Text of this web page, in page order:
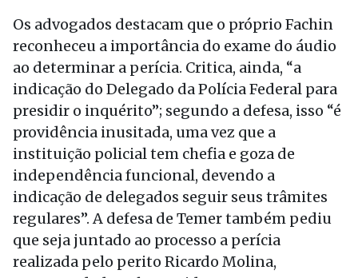
Os advogados destacam que o próprio Fachin
reconheceu a importância do exame do áudio
ao determinar a perícia. Critica, ainda, “a
indicação do Delegado da Polícia Federal para
presidir o inquérito”; segundo a defesa, isso “é
providência inusitada, uma vez que a
instituição policial tem chefia e goza de
independência funcional, devendo a
indicação de delegados seguir seus trâmites
regulares”. A defesa de Temer também pediu
que seja juntado ao processo a perícia
realizada pelo perito Ricardo Molina,